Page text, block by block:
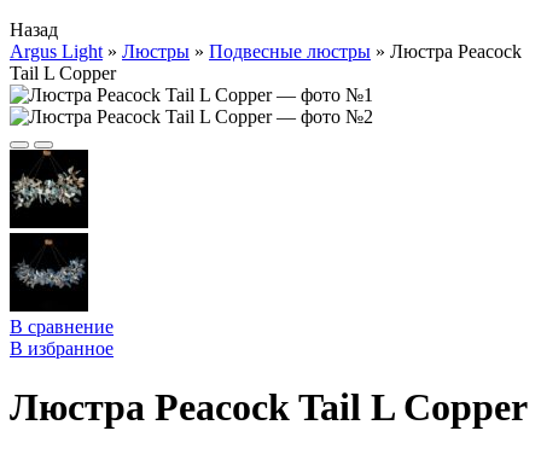
Назад
Argus Light » Люстры » Подвесные люстры » Люстра Peacock
Tail L Copper
В сравнение
В избранное
Люстра Peacock Tail L Copper